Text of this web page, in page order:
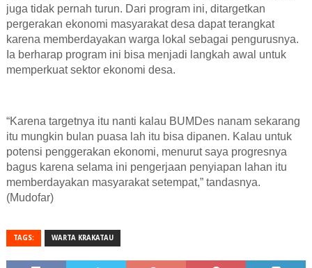
juga tidak pernah turun. Dari program ini, ditargetkan
pergerakan ekonomi masyarakat desa dapat terangkat
karena memberdayakan warga lokal sebagai pengurusnya.
Ia berharap program ini bisa menjadi langkah awal untuk
memperkuat sektor ekonomi desa.
“Karena targetnya itu nanti kalau BUMDesnanam sekarang
itu mungkin bulan puasa lah itu bisa dipanen. Kalau untuk
potensi penggerakan ekonomi, menurut saya progresnya
bagus karena selama ini pengerjaan penyiapan lahan itu
memberdayakan masyarakat setempat,” tandasnya.
(Mudofar)
TAGS: WARTA KRAKATAU